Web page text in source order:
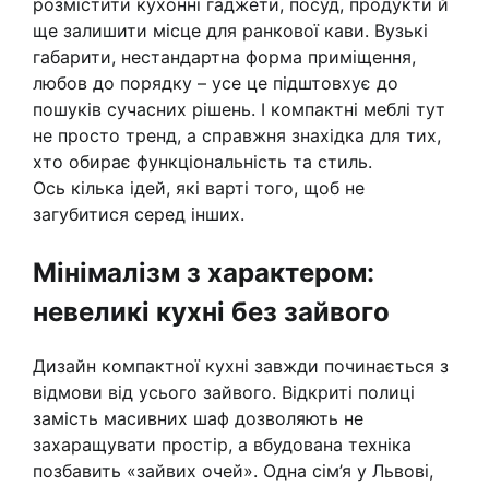
ще залишити місце для ранкової кави. Вузькі
габарити, нестандартна форма приміщення,
любов до порядку – усе це підштовхує до
пошуків сучасних рішень. І компактні меблі тут
не просто тренд, а справжня знахідка для тих,
хто обирає функціональність та стиль.
Ось кілька ідей, які варті того, щоб не
загубитися серед інших.
Мінімалізм з характером:
невеликі кухні без зайвого
Дизайн компактної кухні завжди починається з
відмови від усього зайвого. Відкриті полиці
замість масивних шаф дозволяють не
захаращувати простір, а вбудована техніка
позбавить «зайвих очей». Одна сім’я у Львові,